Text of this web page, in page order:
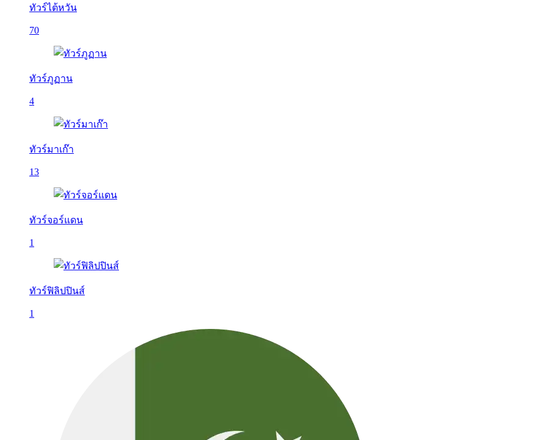
ทัวร์ไต้หวัน
70
ทัวร์ภูฏาน
4
ทัวร์มาเก๊า
13
ทัวร์จอร์แดน
1
ทัวร์ฟิลิปปินส์
1